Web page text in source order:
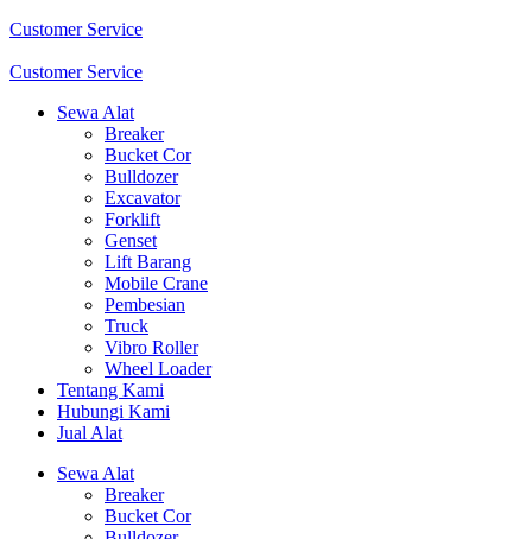
Customer Service
Customer Service
Sewa Alat
Breaker
Bucket Cor
Bulldozer
Excavator
Forklift
Genset
Lift Barang
Mobile Crane
Pembesian
Truck
Vibro Roller
Wheel Loader
Tentang Kami
Hubungi Kami
Jual Alat
Sewa Alat
Breaker
Bucket Cor